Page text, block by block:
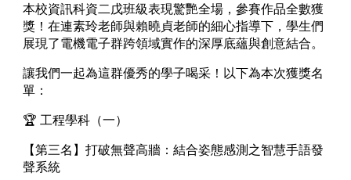
本校資訊科資二戊班級表現驚艷全場，參賽作品全數獲
獎！在連素玲老師與賴曉貞老師的細心指導下，學生們
展現了電機電子群跨領域實作的深厚底蘊與創意結合。
讓我們一起為這群優秀的學子喝采！以下為本次獲獎名
單：
🏆 工程學科（一）
【第三名】打破無聲高牆：結合姿態感測之智慧手語發
聲系統